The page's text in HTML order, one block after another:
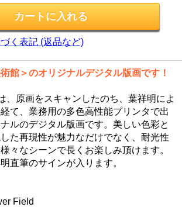
く表記 (返品など)
館＞のオリジナルデジタル版画です！
、原画をスキャンしたのち、葉祥明によ
て、業務用の多色高性能プリンタで出
ルのデジタル版画です。美しい色彩と
た再現性が魅力なだけでなく、耐光性
々なシーンで長くお楽しみ頂けます。
直筆のサインが入ります。
Field